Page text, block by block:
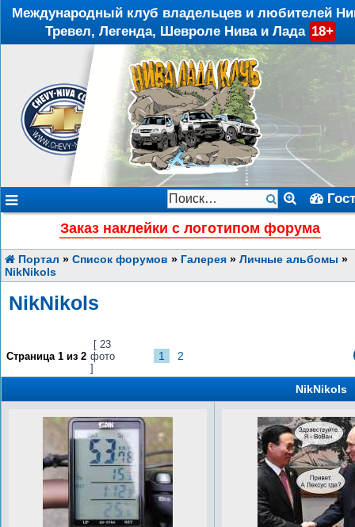
Международный клуб владельцев и любителей
Тревел, Легенда, Шевроле Нива и Лада 18+
Заказ наклейки с логотипом форума
Портал » Список форумов » Галерея » Личные альбомы »
NikNikols
NikNikols
Страница 1 из 2
[ 23
фото
]
1 2
NikNikols